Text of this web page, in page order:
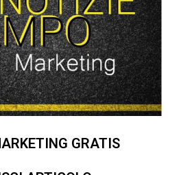
GRATIS